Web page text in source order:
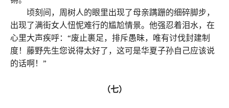
顷刻间，周树人的眼里出现了母亲蹒跚的细碎脚步，
出现了满街女人忸怩难行的尴尬情景。他强忍着泪水，在
心里大声疾呼：“废止裹足，排斥愚昧，唯有讨伐封建制
度！藤野先生您说得太好了，这可是华夏子孙自己应该说
的话啊！”
（七）